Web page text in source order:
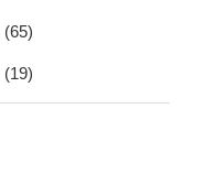
(65)
(19)